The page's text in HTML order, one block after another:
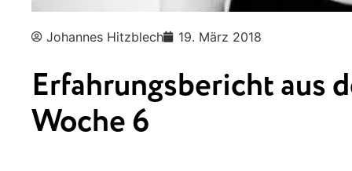
Johannes Hitzblech 19. März 2018
Erfahrungsbericht aus
Woche 6